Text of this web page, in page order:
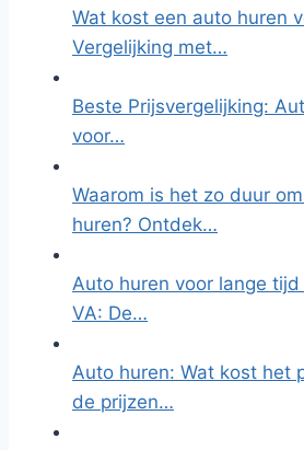
Wat kost een auto huren
Vergelijking met…
Beste Prijsvergelijking:
voor…
Waarom is het zo duur
huren? Ontdek…
Auto huren voor lange
VA: De…
Auto huren: Wat kost het
de prijzen…